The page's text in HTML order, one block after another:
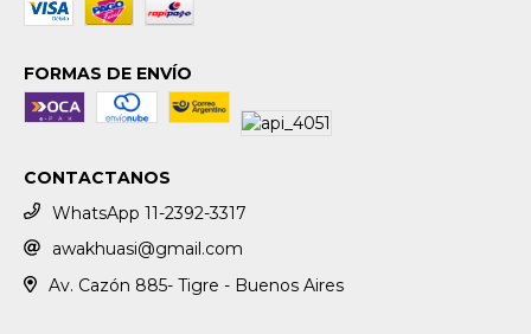
FORMAS DE ENVÍO
CONTACTANOS
WhatsApp 11-2392-3317
awakhuasi@gmail.com
Av. Cazón 885- Tigre - Buenos Aires